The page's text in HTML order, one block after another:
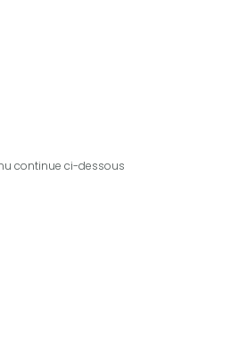
continue ci-dessous